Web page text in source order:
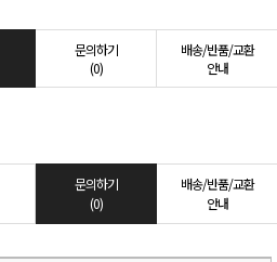
문의하기
(0)
배송/반품/교환
안내
문의하기
(0)
배송/반품/교환
안내